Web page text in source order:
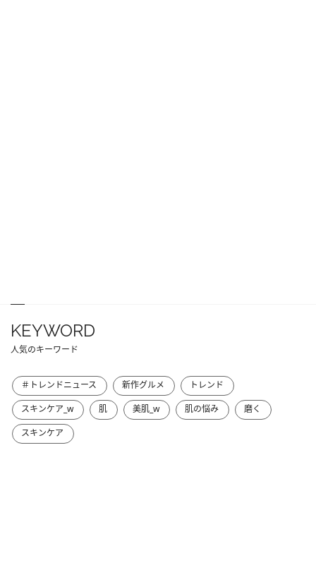
KEYWORD
人気のキーワード
＃トレンドニュース 新作グルメ
トレンド
スキンケア_w
肌 美肌_w 肌の悩み
磨く
スキンケア